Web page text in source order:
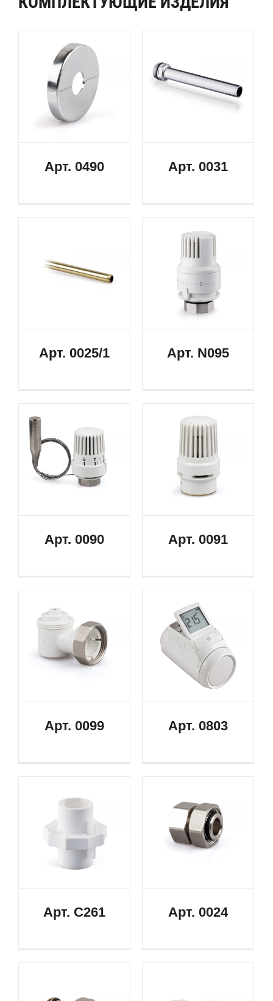
Арт. 0490 Арт. 0031
Арт. 0025/1 Арт. N095
Арт. 0090 Арт. 0091
Арт. 0099 Арт. 0803
Арт. C261 Арт. 0024